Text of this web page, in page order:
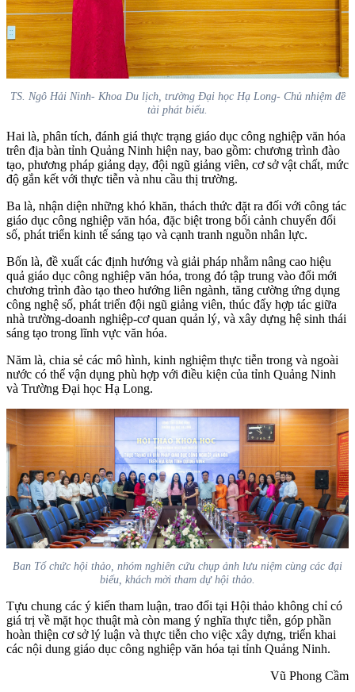
TS. Ngô Hải Ninh- Khoa Du lịch, trường Đại học Hạ Long- Chủ nhiệm đề
tài phát biểu.
Hai là, phân tích, đánh giá thực trạng giáo dục công nghiệp văn hóa
trên địa bàn tỉnh Quảng Ninh hiện nay, bao gồm: chương trình đào
tạo, phương pháp giảng dạy, đội ngũ giảng viên, cơ sở vật chất, mức
độ gắn kết với thực tiễn và nhu cầu thị trường.
Ba là, nhận diện những khó khăn, thách thức đặt ra đối với công tác
giáo dục công nghiệp văn hóa, đặc biệt trong bối cảnh chuyển đổi
số, phát triển kinh tế sáng tạo và cạnh tranh nguồn nhân lực.
Bốn là, đề xuất các định hướng và giải pháp nhằm nâng cao hiệu
quả giáo dục công nghiệp văn hóa, trong đó tập trung vào đổi mới
chương trình đào tạo theo hướng liên ngành, tăng cường ứng dụng
công nghệ số, phát triển đội ngũ giảng viên, thúc đẩy hợp tác giữa
nhà trường-doanh nghiệp-cơ quan quản lý, và xây dựng hệ sinh thái
sáng tạo trong lĩnh vực văn hóa.
Năm là, chia sẻ các mô hình, kinh nghiệm thực tiễn trong và ngoài
nước có thể vận dụng phù hợp với điều kiện của tỉnh Quảng Ninh
và Trường Đại học Hạ Long.
Ban Tổ chức hội thảo, nhóm nghiên cứu chụp ảnh lưu niệm cùng các đại
biểu, khách mời tham dự hội thảo.
Tựu chung các ý kiến tham luận, trao đổi tại Hội thảo không chỉ có
giá trị về mặt học thuật mà còn mang ý nghĩa thực tiễn, góp phần
hoàn thiện cơ sở lý luận và thực tiễn cho việc xây dựng, triển khai
các nội dung giáo dục công nghiệp văn hóa tại tỉnh Quảng Ninh.
Vũ Phong Cầm